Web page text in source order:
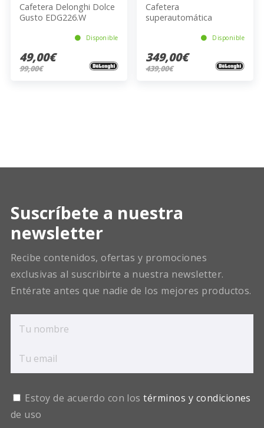
Cafetera Delonghi Dolce
Gusto EDG226.W
Disponible
49,00€
99,00€
Cafetera
superautomática
ECAM290. 22. B
Disponible
349,00€
439,00€
Suscríbete a nuestra
newsletter
Recibe contenidos, ofertas y promociones
exclusivas al suscribirte a nuestra newsletter.
Entérate antes que nadie de los mejores productos.
Estoy de acuerdo con lostérminos y condiciones
de uso